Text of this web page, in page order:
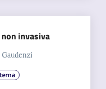
invasiva